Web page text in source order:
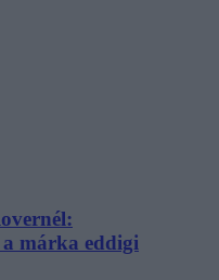
márka eddigi